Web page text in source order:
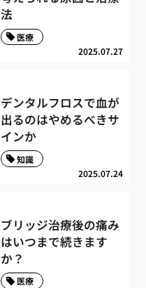
法
2025.07.27
医療
デンタルフロスで血が
出るのはやめるべきサ
インか
2025.07.24
知識
ブリッジ治療後の痛み
はいつまで続きます
か？
医療